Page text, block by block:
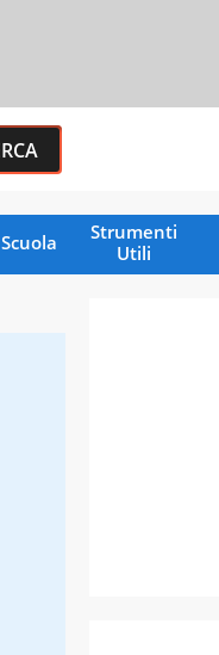
Scuola
Strumenti
Utili